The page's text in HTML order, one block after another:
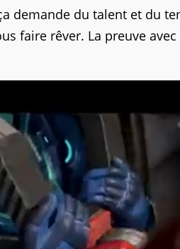
demande du talent et du
faire rêver. La preuve